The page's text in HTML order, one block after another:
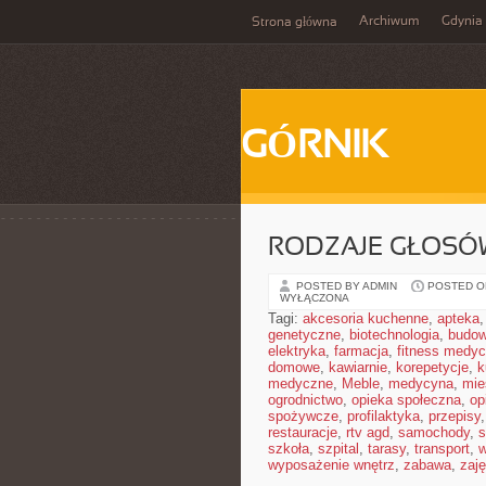
Strona główna Archiwum Gdynia
GÓRNIK
RODZAJE
POSTED BY ADMIN POSTED
WYŁĄCZONA
Tagi: akcesoria kuchenne, apteka,
genetyczne, biotechnologia,
elektryka, farmacja, fitness
domowe, kawiarnie, korepetycje,
medyczne, Meble, medycyna,
ogrodnictwo, opieka społeczna,
spożywcze, profilaktyka, przepisy,
restauracje, rtv agd, samochody,
szkoła, szpital , tarasy, transport,
wyposażenie wnętrz, zabawa,